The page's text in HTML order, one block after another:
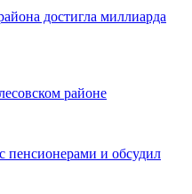
достигла миллиарда
районе
пенсионерами и обсудил